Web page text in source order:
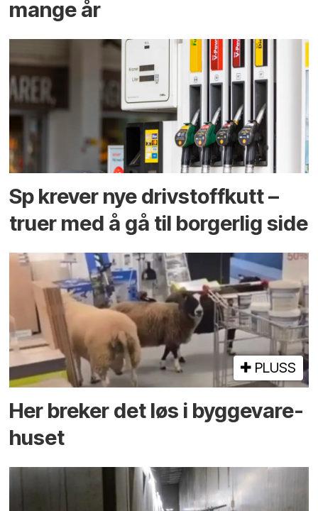
mange år
Sp krever nye drivstoffkutt –
truer med å gå til borgerlig side
PLUSS
Her breker det løs i bygge­vare­
huset